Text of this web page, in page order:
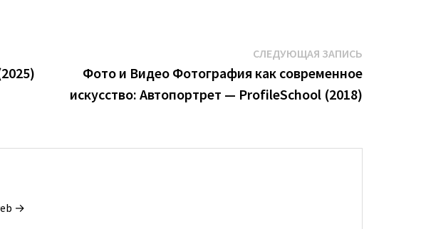
СЛЕДУЮЩАЯ ЗАПИСЬСледующая
запись:
Фото и Видео Фотография как современное
искусство: Автопортрет — ProfileSchool (2018)
→